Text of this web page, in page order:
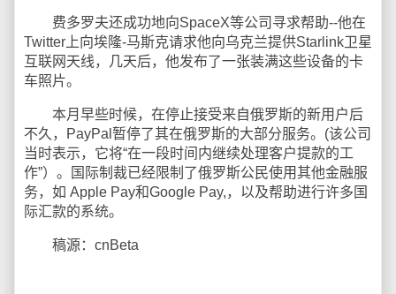
费多罗夫还成功地向SpaceX等公司寻求帮助--他在
Twitter上向埃隆-马斯克请求他向乌克兰提供Starlink卫星
互联网天线，几天后，他发布了一张装满这些设备的卡
车照片。
本月早些时候，在停止接受来自俄罗斯的新用户后
不久，PayPal暂停了其在俄罗斯的大部分服务。(该公司
当时表示，它将“在一段时间内继续处理客户提款的工
作”）。国际制裁已经限制了俄罗斯公民使用其他金融服
务，如 Apple Pay和Google Pay,，以及帮助进行许多国
际汇款的系统。
稿源：cnBeta